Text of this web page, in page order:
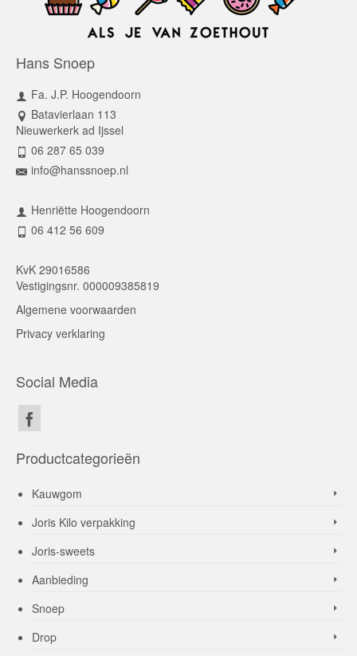
Hans Snoep
Fa. J.P. Hoogendoorn
Batavierlaan 113
Nieuwerkerk ad Ijssel
06 287 65 039
info@hanssnoep.nl
Henriëtte Hoogendoorn
06 412 56 609
KvK 29016586
Vestigingsnr. 000009385819
Algemene voorwaarden
Privacy verklaring
Social Media
Productcategorieën
Kauwgom
Joris Kilo verpakking
Joris-sweets
Aanbieding
Snoep
Drop